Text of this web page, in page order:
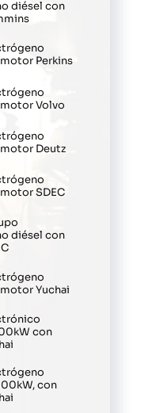
diésel con
Perkins
Volvo
Deutz
SDEC
diésel con
Yuchai
con
con